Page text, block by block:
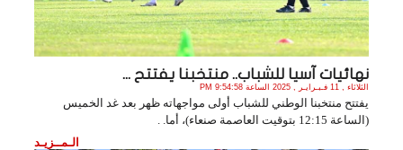
نهائيات آسيا للشباب.. منتخبنا يفتتح ...
الثلاثاء , 11 فـبـرايـر , 2025 الساعة 9:54:58 PM
يفتتح منتخبنا الوطني للشباب أولى مواجهاته ظهر بعد غد الخميس
(الساعة 12:15 بتوقيت العاصمة صنعاء)، أما. .
الـمــزيـد